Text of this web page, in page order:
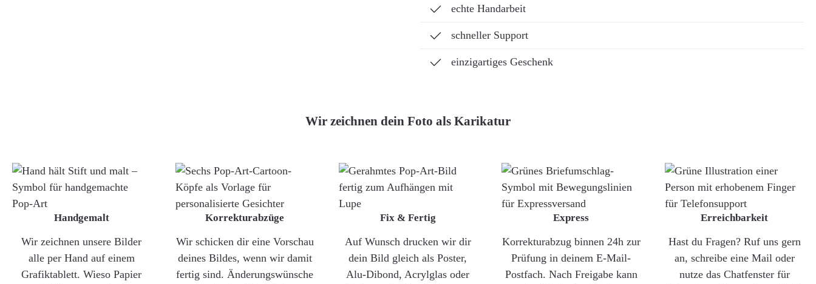
echte Handarbeit
schneller Support
einzigartiges Geschenk
Wir zeichnen dein Foto als Karikatur
Handgemalt
Wir zeichnen unsere Bilder
alle per Hand auf einem
Grafiktablett. Wieso Papier
Korrekturabzüge
Wir schicken dir eine Vorschau
deines Bildes, wenn wir damit
fertig sind. Änderungswünsche
Fix & Fertig
Auf Wunsch drucken wir dir
dein Bild gleich als Poster,
Alu-Dibond, Acrylglas oder
Express
Korrekturabzug binnen 24h zur
Prüfung in deinem E-Mail-
Postfach. Nach Freigabe kann
Erreichbarkeit
Hast du Fragen? Ruf uns gern
an, schreibe eine Mail oder
nutze das Chatfenster für